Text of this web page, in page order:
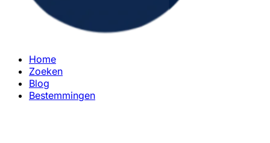
Home
Zoeken
Blog
Bestemmingen